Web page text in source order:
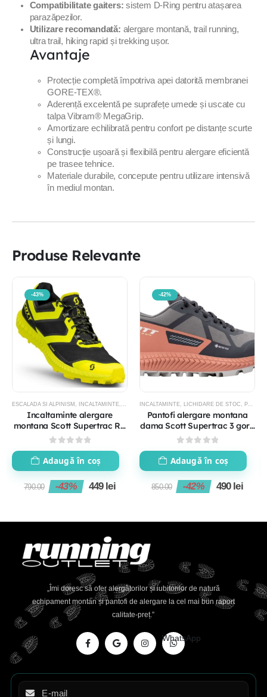
Compatibilitate gaiters: sistem D-Ring pentru atașarea
parazăpezilor.
Utilizare recomandată: alergare montană, trail running,
ultra trail, hiking rapid și trekking ușor.
Avantaje
Protecție completă împotriva apei datorită membranei
GORE-TEX®.
Aderență excelentă pe suprafețe umede și uscate cu
talpa Vibram® MegaGrip.
Amortizare echilibrată pentru confort pe distanțe scurte
și lungi.
Construcție ușoară și flexibilă pentru alergare eficientă
pe trasee tehnice.
Materiale durabile, concepute pentru utilizare intensivă
în mediul montan.
Produse Relevante
-43%
ESCALADA SI ALPINISM , INCALTAMINTE, PANTOFI TRAIL RUNNING , PROMOTII
Incaltaminte alergare
montana Scott Supertrac RC
2
0out of 5
Adaugă în coș
790.00 -43% 449 lei
-42%
INCALTAMINTE, LICHIDARE DE STOC , PANTOFI TRAIL RUNNING
Pantofi alergare montana
dama Scott Supertrac 3 gore
tex
0out of 5
Adaugă în coș
850.00 -42% 490 lei
„Îmi doresc să ofer alergătorilor și iubitorilor de natură
echipament montan și pantofi de alergare la cel mai bun raport
calitate-preț.”
WhatsApp